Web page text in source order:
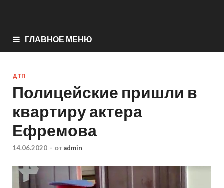
ГЛАВНОЕ МЕНЮ
ДТП
Полицейские пришли в
квартиру актера
Ефремова
14.06.2020 - от admin